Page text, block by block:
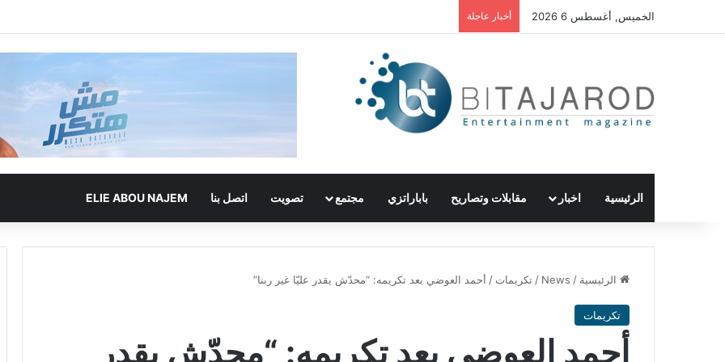
الخميس, أغسطس 6 2026 أخبار عاجلة
الرئيسية اخبار مقابلات وتصاريح باباراتزي مجتمع تصويت اتصل بنا ELIE ABOU NAJEM
الرئيسية /
News
/ تكريمات / أحمد العوضي بعد تكريمه: “محدّش يقدر عليّا غير ربنا”
تكريمات
أحمد العوضي بعد تكريمه: “محدّش يقدر